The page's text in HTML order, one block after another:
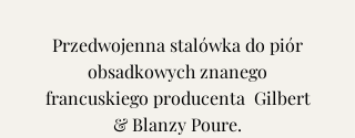
Przedwojenna stalówka do piór
obsadkowych znanego
francuskiego producenta Gilbert
& Blanzy Poure.